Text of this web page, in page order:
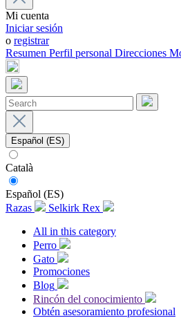
Mi cuenta
Iniciar sesión
o registrar
Resumen Perfil personal Direcciones
Español (ES)
Català
Español (ES)
Razas
Selkirk Rex
All in this category
Perro
Gato
Promociones
Blog
Rincón del conocimiento
Obtén asesoramiento profesional